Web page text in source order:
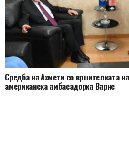
Средба на Ахмети со вршителката
американска амбасадорка Варнс